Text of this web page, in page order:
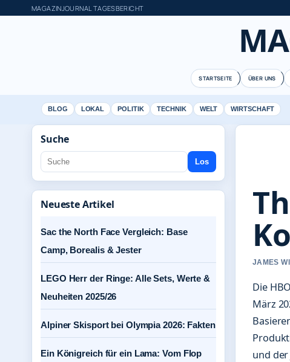
MAGAZINJOURNAL TAGESBERICHT
STARTSEITE ÜBER UNS
BLOG LOKAL POLITIK TECHNIK WELT WIRTSCHAFT
JAMES
Die
März
und der
Suche
Los
Neueste Artikel
Sac the North Face Vergleich: Base
Camp, Borealis & Jester
LEGO Herr der Ringe: Alle Sets, Werte &
Neuheiten 2025/26
Alpiner Skisport bei Olympia 2026: Fakten
Ein Königreich für ein Lama: Vom Flop